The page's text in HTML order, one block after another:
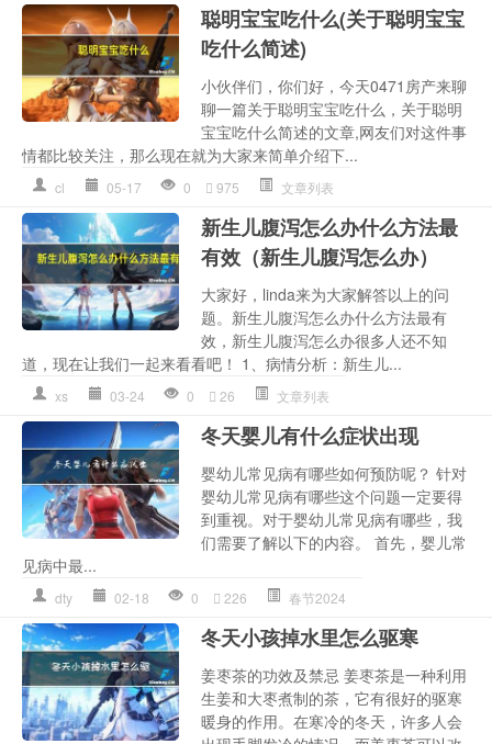
聪明宝宝吃什么(关于聪明宝宝
吃什么简述)
小伙伴们，你们好，今天0471房产来聊
聊一篇关于聪明宝宝吃什么，关于聪明
宝宝吃什么简述的文章,网友们对这件事
情都比较关注，那么现在就为大家来简单介绍下...
cl 05-17 0 975 文章列表
新生儿腹泻怎么办什么方法最
有效（新生儿腹泻怎么办）
大家好，linda来为大家解答以上的问
题。新生儿腹泻怎么办什么方法最有
效，新生儿腹泻怎么办很多人还不知
道，现在让我们一起来看看吧！ 1、病情分析：新生儿...
xs 03-24 0 26 文章列表
冬天婴儿有什么症状出现
婴幼儿常见病有哪些如何预防呢？ 针对
婴幼儿常见病有哪些这个问题一定要得
到重视。对于婴幼儿常见病有哪些，我
们需要了解以下的内容。 首先，婴儿常
见病中最...
dty 02-18 0 226 春节2024
冬天小孩掉水里怎么驱寒
姜枣茶的功效及禁忌 姜枣茶是一种利用
生姜和大枣煮制的茶，它有很好的驱寒
暖身的作用。在寒冷的冬天，许多人会